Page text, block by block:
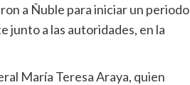
a Ñuble para iniciar un periodo
junto a las autoridades, en la
María Teresa Araya, quien